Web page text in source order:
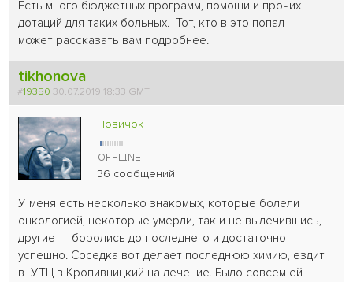
Есть много бюджетных программ, помощи и прочих
дотаций для таких больных. Тот, кто в это попал —
может рассказать вам подробнее.
tikhonova
#19350 30.07.2019 18:33 GMT
Новичок
36 сообщений
У меня есть несколько знакомых, которые болели
онкологией, некоторые умерли, так и не вылечившись,
другие — боролись до последнего и достаточно
успешно. Соседка вот делает последнюю химию, ездит
в УТЦ в Кропивницкий на лечение. Было совсем ей